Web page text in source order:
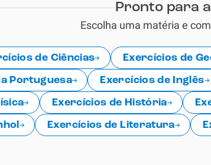
Pronto para
Escolha uma matéria e
de Ciências Exercícios de
Portuguesa
Exercícios de Inglês
Exercícios de História
Exercícios de Literatura